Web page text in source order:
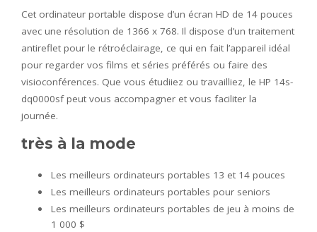
Cet ordinateur portable dispose d’un écran HD de 14 pouces
avec une résolution de 1366 x 768. Il dispose d’un traitement
antireflet pour le rétroéclairage, ce qui en fait l’appareil idéal
pour regarder vos films et séries préférés ou faire des
visioconférences. Que vous étudiiez ou travailliez, le HP 14s-
dq0000sf peut vous accompagner et vous faciliter la
journée.
très à la mode
Les meilleurs ordinateurs portables 13 et 14 pouces
Les meilleurs ordinateurs portables pour seniors
Les meilleurs ordinateurs portables de jeu à moins de
1 000 $